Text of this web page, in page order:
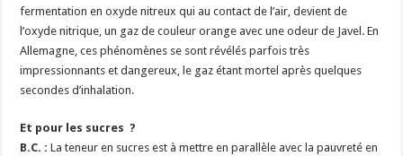
fermentation en oxyde nitreux qui au contact de l’air, devient de
l’oxyde nitrique, un gaz de couleur orange avec une odeur de Javel. En
Allemagne, ces phénomènes se sont révélés parfois très
impressionnants et dangereux, le gaz étant mortel après quelques
secondes d’inhalation.
Et pour les sucres ?
B.C. : La teneur en sucres est à mettre en parallèle avec la pauvreté en